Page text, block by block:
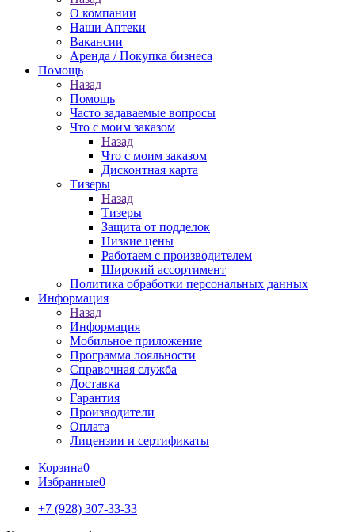
О компании
Наши Аптеки
Вакансии
Аренда / Покупка бизнеса
Помощь
Назад
Помощь
Часто задаваемые вопросы
Что с моим заказом
Назад
Что с моим заказом
Дисконтная карта
Тизеры
Назад
Тизеры
Защита от подделок
Низкие цены
Работаем с производителем
Широкий ассортимент
Политика обработки персональных данных
Информация
Назад
Информация
Мобильное приложение
Программа лояльности
Справочная служба
Доставка
Гарантия
Производители
Оплата
Лицензии и сертификаты
Корзина0
Избранные0
+7 (928) 307-33-33